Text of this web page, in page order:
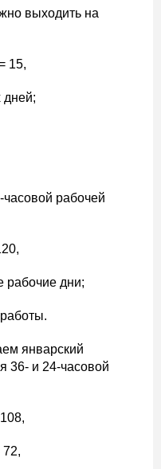
выходить на
15,
дней;
рабочей
рабочие дни;
январский
36- и 24-часовой
72,